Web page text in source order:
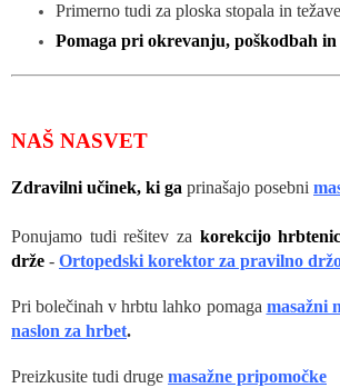
Primerno tudi za ploska stopala in
Pomaga pri okrevanju, poškodbah in
NAŠ NASVET
Zdravilni učinek, ki ga prinašajo posebni
Ponujamo tudi rešitev za korekcijo
drže - Ortopedski korektor za pravilno
Pri bolečinah v hrbtu lahko pomaga masažni
naslon za hrbet.
Preizkusite tudi druge masažne pripomočke